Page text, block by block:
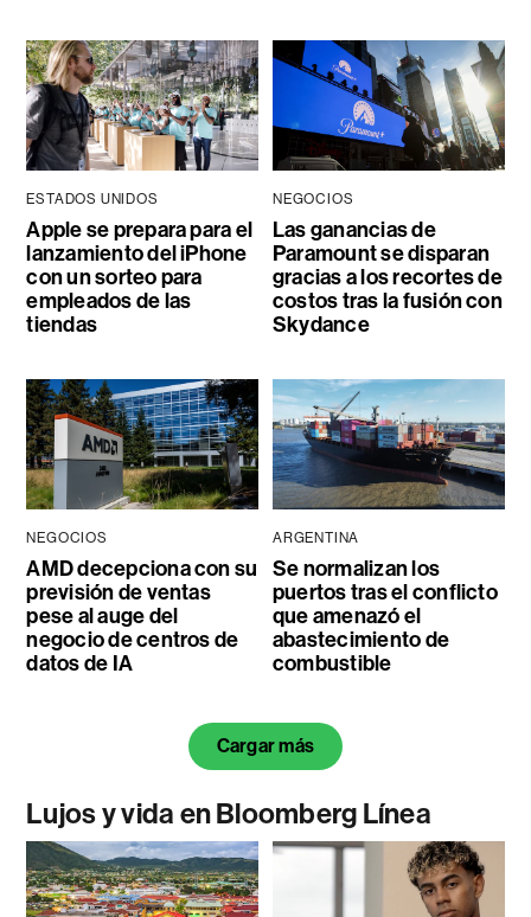
ESTADOS UNIDOS
Apple se prepara para el
lanzamiento del iPhone
con un sorteo para
empleados de las
tiendas
NEGOCIOS
Las ganancias de
Paramount se disparan
gracias a los recortes de
costos tras la fusión con
Skydance
NEGOCIOS
AMD decepciona con su
previsión de ventas
pese al auge del
negocio de centros de
datos de IA
ARGENTINA
Se normalizan los
puertos tras el conflicto
que amenazó el
abastecimiento de
combustible
Cargar más
Lujos y vida en Bloomberg Línea